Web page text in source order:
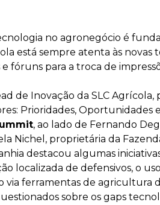
no agronegócio é
está sempre atenta às novas
fóruns para a troca de
de Inovação da SLC Agrícola,
Prioridades, Oportunidades
, ao lado de Fernando
Nichel, proprietária da
destacou algumas
localizada de defensivos, o
ferramentas de agricultura
sobre os gaps